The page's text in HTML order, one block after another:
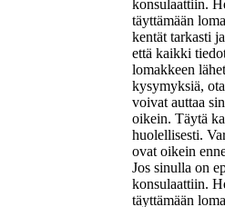
konsulaattiin.
täyttämään
kentät tarkasti
että kaikki
lomakkeen
kysymyksiä,
voivat auttaa
oikein. Täytä
huolellisesti.
ovat oikein
Jos sinulla on
konsulaattiin.
täyttämään